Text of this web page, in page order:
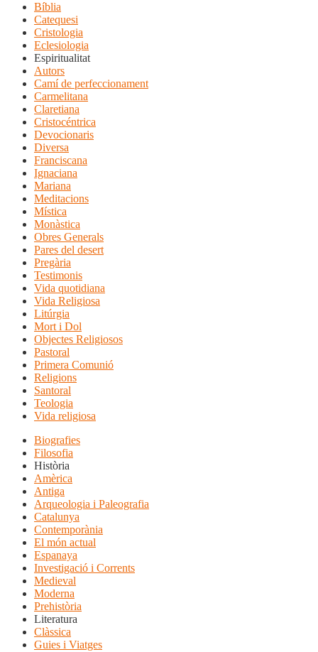
Bíblia
Catequesi
Cristologia
Eclesiologia
Espiritualitat
Autors
Camí de perfeccionament
Carmelitana
Claretiana
Cristocéntrica
Devocionaris
Diversa
Franciscana
Ignaciana
Mariana
Meditacions
Mística
Monàstica
Obres Generals
Pares del desert
Pregària
Testimonis
Vida quotidiana
Vida Religiosa
Litúrgia
Mort i Dol
Objectes Religiosos
Pastoral
Primera Comunió
Religions
Santoral
Teologia
Vida religiosa
Biografies
Filosofia
Història
Amèrica
Antiga
Arqueologia i Paleografia
Catalunya
Contemporània
El món actual
Espanaya
Investigació i Corrents
Medieval
Moderna
Prehistòria
Literatura
Clàssica
Guies i Viatges